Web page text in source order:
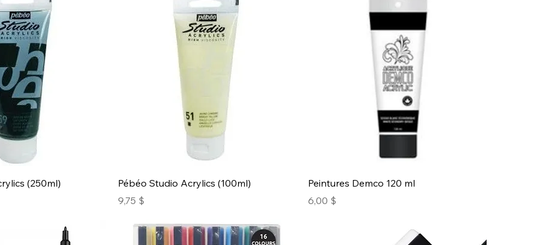
(250ml)
Pébéo Studio Acrylics (100ml)
Prix
9,75 $
Peintures Demco 120 ml
Prix
6,00 $